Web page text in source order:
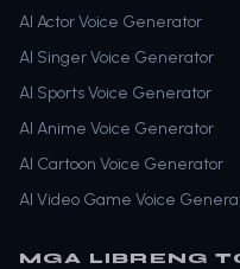
AI Actor Voice Generator
AI Singer Voice Generator
AI Sports Voice Generator
AI Anime Voice Generator
AI Cartoon Voice Generator
AI Video Game Voice
MGA LIBRENG